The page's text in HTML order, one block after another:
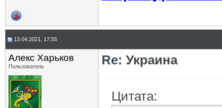
13.04.2021, 17:55
Алекс Харьков
Пользователь Re: Украина
Цитата: